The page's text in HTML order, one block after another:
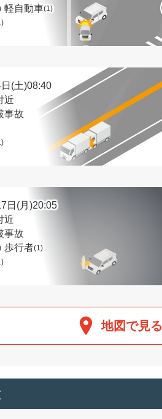
軽自動車(1)
(土)08:40
近
事故
日(月)20:05
近
事故
歩行者(1)
地図で見る